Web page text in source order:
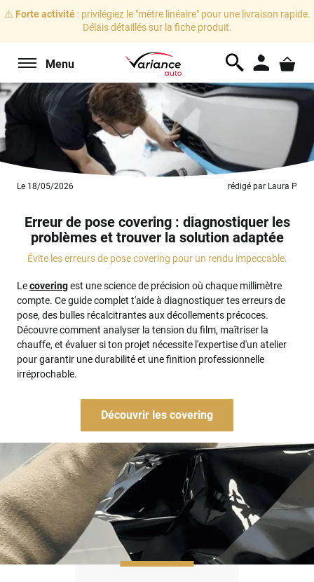
⚠️ Forte activité: privilégiez le "mètre linéaire" pour une livraison rapide.
Délais détaillés sur la fiche produit.
Menu
Le 18/05/2026 rédigé par Laura P
Erreur de pose covering : diagnostiquer les
problèmes et trouver la solution adaptée
Évite les erreurs de pose covering pour un rendu impeccable.
Lecoveringest une science de précision où chaque millimètre
compte. Ce guide complet t'aide à diagnostiquer tes erreurs de
pose, des bulles récalcitrantes aux décollements précoces.
Découvre comment analyser la tension du film, maîtriser la
chauffe, et évaluer si ton projet nécessite l'expertise d'un atelier
pour garantir une durabilité et une finition professionnelle
irréprochable.
Découvrir les covering